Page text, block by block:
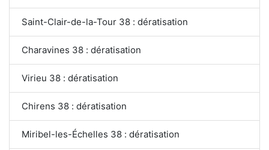
Saint-Clair-de-la-Tour 38 : dératisation
Charavines 38 : dératisation
Virieu 38 : dératisation
Chirens 38 : dératisation
Miribel-les-Échelles 38 : dératisation